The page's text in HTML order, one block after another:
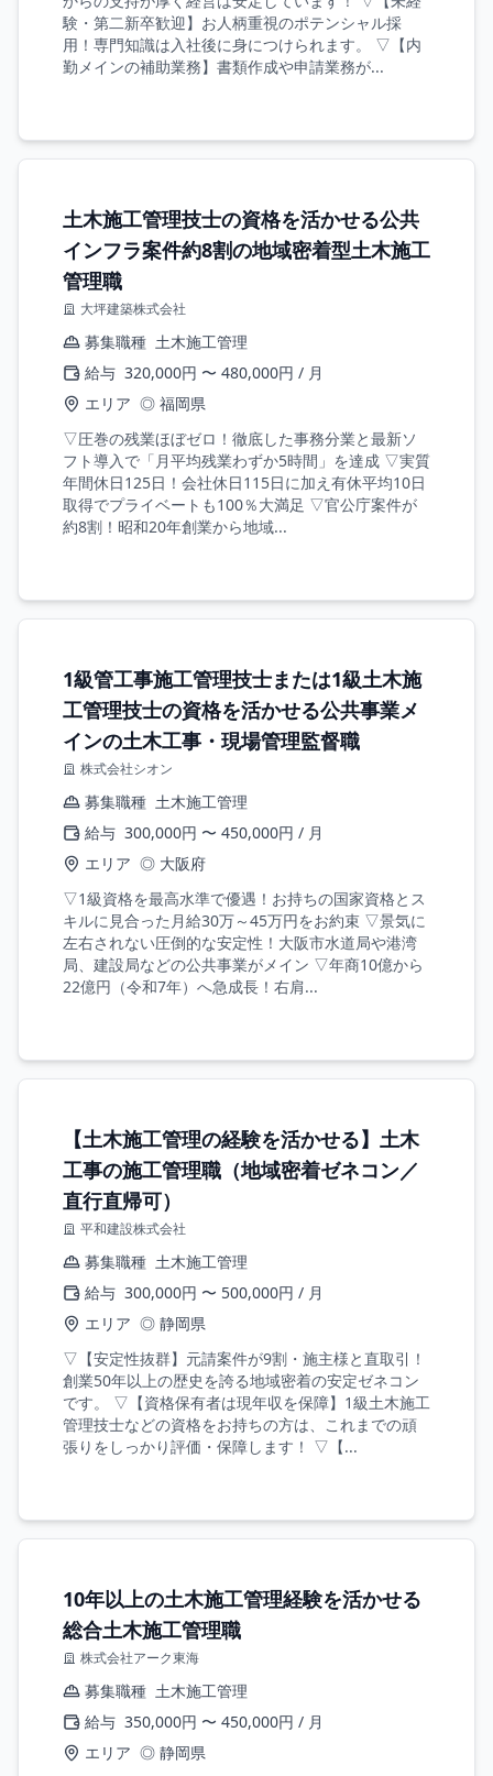
験・第二新卒歓迎】お人柄重視のポテンシャル採
用！専門知識は入社後に身につけられます。 ▽【内
勤メインの補助業務】書類作成や申請業務が...
土木施工管理技士の資格を活かせる公共
インフラ案件約8割の地域密着型土木施工
管理職
大坪建築株式会社
募集職種 土木施工管理
給与 320,000円 〜 480,000円 / 月
エリア ◎ 福岡県
▽圧巻の残業ほぼゼロ！徹底した事務分業と最新ソ
フト導入で「月平均残業わずか5時間」を達成 ▽実質
年間休日125日！会社休日115日に加え有休平均10日
取得でプライベートも100％大満足 ▽官公庁案件が
約8割！昭和20年創業から地域...
1級管工事施工管理技士または1級土木施
工管理技士の資格を活かせる公共事業メ
インの土木工事・現場管理監督職
株式会社シオン
募集職種 土木施工管理
給与 300,000円 〜 450,000円 / 月
エリア ◎ 大阪府
▽1級資格を最高水準で優遇！お持ちの国家資格とス
キルに見合った月給30万～45万円をお約束 ▽景気に
左右されない圧倒的な安定性！大阪市水道局や港湾
局、建設局などの公共事業がメイン ▽年商10億から
22億円（令和7年）へ急成長！右肩...
【土木施工管理の経験を活かせる】土木
工事の施工管理職（地域密着ゼネコン／
直行直帰可）
平和建設株式会社
募集職種 土木施工管理
給与 300,000円 〜 500,000円 / 月
エリア ◎ 静岡県
▽【安定性抜群】元請案件が9割・施主様と直取引！
創業50年以上の歴史を誇る地域密着の安定ゼネコン
です。 ▽【資格保有者は現年収を保障】1級土木施工
管理技士などの資格をお持ちの方は、これまでの頑
張りをしっかり評価・保障します！ ▽【...
10年以上の土木施工管理経験を活かせる
総合土木施工管理職
株式会社アーク東海
募集職種 土木施工管理
給与 350,000円 〜 450,000円 / 月
エリア ◎ 静岡県